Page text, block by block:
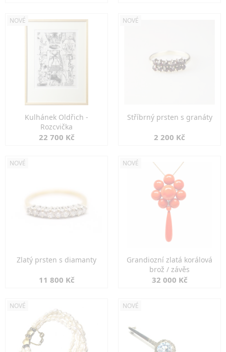
NOVÉ
Kulhánek Oldřich -
Rozcvička
22 700 Kč
NOVÉ
Stříbrný prsten s granáty
2 200 Kč
NOVÉ
Zlatý prsten s diamanty
11 800 Kč
NOVÉ
Grandiozní zlatá korálová
brož / závěs
32 000 Kč
NOVÉ NOVÉ